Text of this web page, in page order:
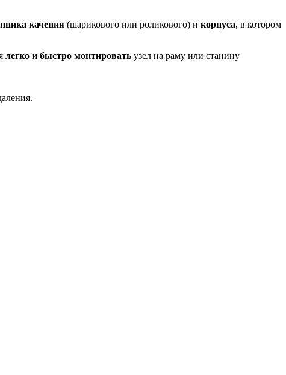
качения (шарикового или роликового) и корпуса, в котором
легко и быстро монтировать узел на раму или станину